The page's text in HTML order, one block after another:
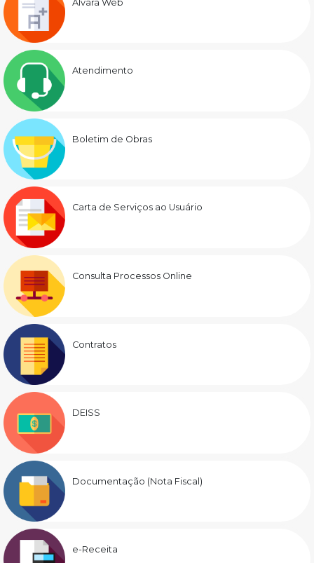
Alvará Web
Atendimento
Boletim de Obras
Carta de Serviços ao Usuário
Consulta Processos Online
Contratos
DEISS
Documentação (Nota Fiscal)
e-Receita